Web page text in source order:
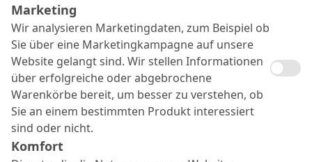
Marketing
Wir analysieren Marketingdaten, zum Beispiel ob
Sie über eine Marketingkampagne auf unsere
Website gelangt sind. Wir stellen Informationen
über erfolgreiche oder abgebrochene
Warenkörbe bereit, um besser zu verstehen, ob
Sie an einem bestimmten Produkt interessiert
sind oder nicht.
Komfort